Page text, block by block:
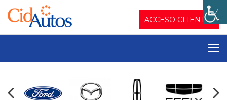
ACCESO CLIENTES